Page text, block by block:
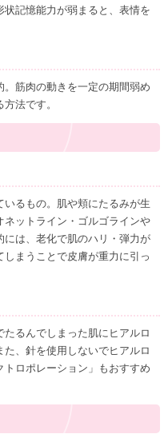
記憶能力が弱まると、表情を
筋肉の動きを一定の期間弱め
法です。
るもの。肌や頬にたるみが生
ネットライン・ゴルゴラインや
は、老化で肌のハリ・弾力が
まうことで皮膚が重力に引っ
るんでしまった肌にヒアルロ
、針を使用しないでヒアルロ
ロポレーション」もおすすめ